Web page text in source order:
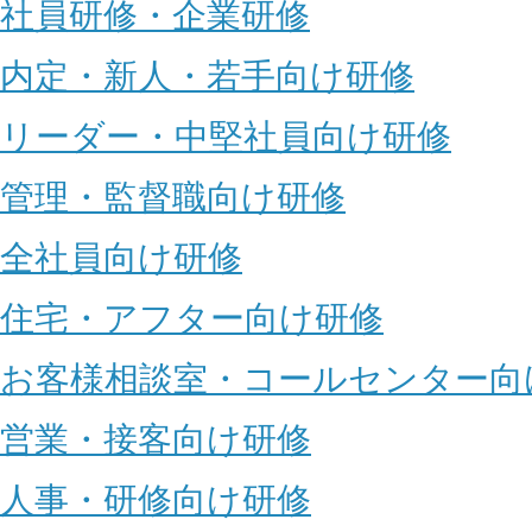
社員研修・企業研修
内定・新人・若手向け研修
リーダー・中堅社員向け研修
管理・監督職向け研修
全社員向け研修
住宅・アフター向け研修
お客様相談室・コールセンター
営業・接客向け研修
人事・研修向け研修